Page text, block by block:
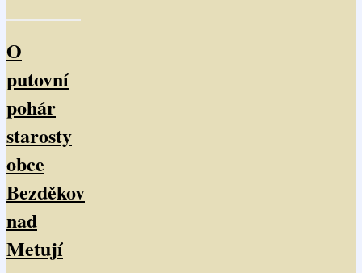
O
putovní
pohár
starosty
obce
Bezděkov
nad
Metují